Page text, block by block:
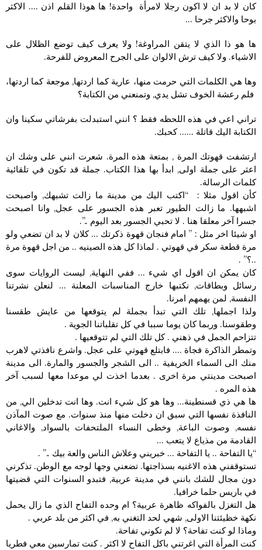
كان لا بد ان لا اكون رجلا لامرأة واحدة! ها هوذا القلم اذن …. الاكثر
بوحا والاكثر جرحا …
ها هو ذا الذي لا يتقن المراوغة! ولا يعرف كيف توضع الظلال على
الاشياء. ولا كيف ترش الالوان على الجرح المعروض للفرحة.
وها هي الكلمات التي حرمت منها، عارية كما اردتها, موجعة كما اردتها،
فلم رعشة الخوف تشل يدي, وتمنعني من الكتابة؟
تراني اعي في هذه اللحظه فقط ؟ انني استبدلت بفرشاتي سكينا وان
الكتابة اليك قاتلة …… كحبك.
ارتشفت قهوتك المرة , بمتعة هذه المرة. شعرت انني على وشك ان
اعثر على جملة اولى, ابدأ بها هذا الكتاب. جملة قد تكون في تلقائية
كلمات الرسالة.
كأن اقول مثلا : “اكتب اليك من مدينة ما زالت تشبهك, واصبحت
اشبهها. ما زالت الطيور تعبر هذه الجسور على عجل, وانا اصبحت
جسرا آخر معلقا هنا . لا تحبي الجسور بعد اليوم ..”.
او شيئا اخر مثل : ” امام فنجان قهوة ذكرتك … كلان لا بد ان تضعي ولو
مرة قطعة سكر في قهوتي . لماذا كل هذه الصينيه .. من اجل قهوة مرة
..؟” .
كان يمكن ان اقول اي شيء … ففي النهاية, ليست الروايات سوى
رسائل وبطاقات, نكتبها خارج المناسبات المعلنة … لنعلن نشرتنا
النفسة, لمن يهمهم امرنا.
ولذا اجملها, تلك التي تبدأ بجملة لم يتوقعها من عايش طقسنا
وطقوسنا. وربما كان يوما سببا في كل تقلباتنا الجوية .
تتزاحم الجمل في ذهني . كل تلك التي لم تتوقعيها .
وتمطر الذاكرة فجاة …. فابتلع قهوتي على عجل. واشرع نافذتي لاهرب
منك الى السماء الخريفية .. الى الشجر والجسور والمارة. الى مدينة
اصبحت مدينتي مرة اخرى . بعدما اخذت لي موعدا معها لسبب آخر
هذه المره .
ها هي ذي قسنطينة… وها هو كل شيء انت. وها انت تدخلين الي, من
النافذة نفسها التي سبق ان دخلت منها منذ سنوات. مع صوت المآذن
نفسه, وصوت الباعة, وخطى النساء الملتحفات بالسواد, والاغاني
القادمة من مذياع لا يتعب …
“يا التفاحة .. يا التفاحة … خبريني وعلاش الناس والعة بيك ..” .
تستوقفني هذه الاغنيه بسذاجتها. تضعني وجها لوجه مع الوطن. تذكرني
دون مجال للشك بانني في مدينة عربية, فتبدو السنوات التي قضيتها
في باريس حلما خرافيا.
هل التغزل بالفواكه ظاهرة عربية؟ ام وحده التفاح الذي ما زال يحمل
نكهة خظيئتنا الاولى, شهي لحد التغني به, في اكثر من بلد عربي .
وماذا لو كنت تفاحة؟ لا لم تكوني تفاحة.
كنت المرأة التي اغرتني باكل التفاح لا اكثر . كنت تمارسين معي فطريا